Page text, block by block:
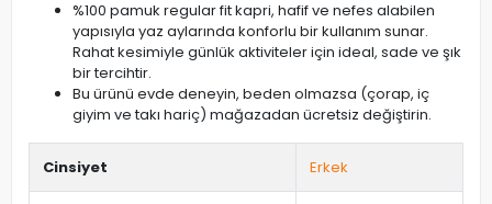
%100 pamuk regular fit kapri, hafif ve nefes alabilen
yapısıyla yaz aylarında konforlu bir kullanım sunar.
Rahat kesimiyle günlük aktiviteler için ideal, sade ve şık
bir tercihtir.
Bu ürünü evde deneyin, beden olmazsa (çorap, iç
giyim ve takı hariç) mağazadan ücretsiz değiştirin.
Cinsiyet Erkek